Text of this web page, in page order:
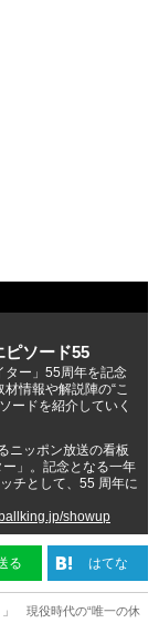
ソード55
ター」55周年を記念
情報や解説陣の“こ
ードを紹介していく
ニッポン放送の看板
」。記念となる一年
チとして、55 周年に
showup
る はてな
」 現役時代の“唯一の休